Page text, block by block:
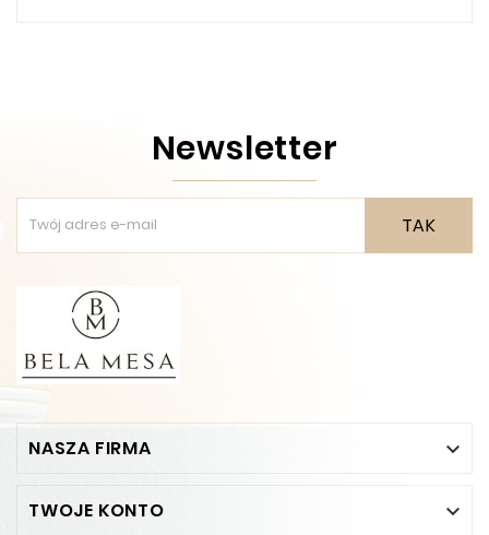
Newsletter
TAK
NASZA FIRMA 
TWOJE KONTO 